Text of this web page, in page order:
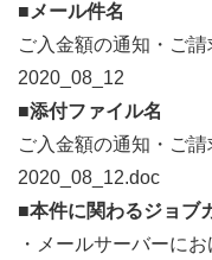
■メール件名
ご入金額の通知・ご
2020_08_12
■添付ファイル名
ご入金額の通知・ご
2020_08_12.doc
■本件に関わるジョブ
・メールサーバー